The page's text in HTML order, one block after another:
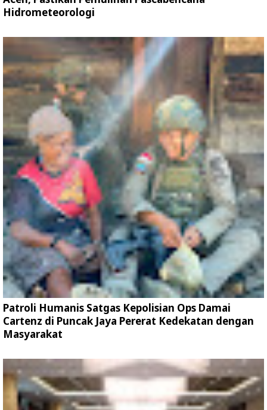
Hidrometeorologi
Patroli Humanis Satgas Kepolisian Ops Damai
Cartenz di Puncak Jaya Pererat Kedekatan dengan
Masyarakat